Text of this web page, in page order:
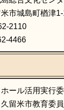
市城島町楢津
2110
4466
ホール活用実行
久留米市教育委